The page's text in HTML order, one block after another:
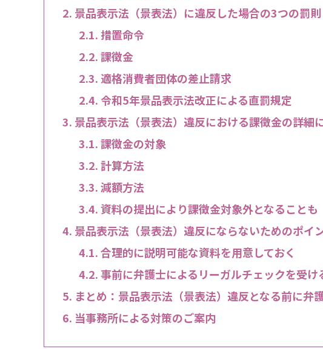
景品表示法（景表法）に違反した場合の3つの罰則
措置命令
課徴金
適格消費者団体の差止請求
令和5年景品表示法改正による直罰規定
景品表示法（景表法）違反における課徴金の詳細
課徴金の対象
計算方法
減額方法
資料の提出により課徴金対象外となることも
景品表示法（景表法）違反にならないためのポイ
合理的に説明可能な資料を用意しておく
事前に弁護士によるリーガルチェックを受け
まとめ：景品表示法（景表法）違反となる前に弁
当事務所による対策のご案内